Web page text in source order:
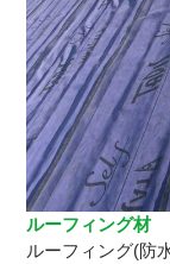
ルーフィング材
ルーフィング(防